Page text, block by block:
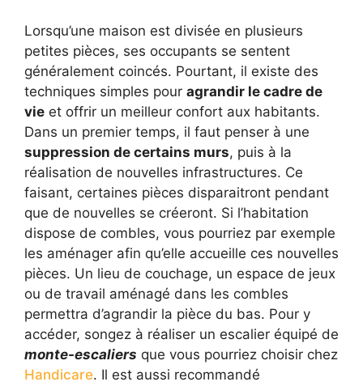
Lorsqu’une maison est divisée en plusieurs
petites pièces, ses occupants se sentent
généralement coincés. Pourtant, il existe des
techniques simples pour agrandir le cadre de
vie et offrir un meilleur confort aux habitants.
Dans un premier temps, il faut penser à une
suppression de certains murs, puis à la
réalisation de nouvelles infrastructures. Ce
faisant, certaines pièces disparaitront pendant
que de nouvelles se créeront. Si l’habitation
dispose de combles, vous pourriez par exemple
les aménager afin qu’elle accueille ces nouvelles
pièces. Un lieu de couchage, un espace de jeux
ou de travail aménagé dans les combles
permettra d’agrandir la pièce du bas. Pour y
accéder, songez à réaliser un escalier équipé de
monte-escaliers que vous pourriez choisir chez
Handicare. Il est aussi recommandé